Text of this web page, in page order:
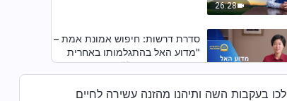
26:28
סדרת דרשות: חיפוש אמונת אמת –
"מדוע האל בהתגלמותו באחרית
הימים הוא אישה?"
לכו בעקבות השה ותיהנו מהזנה עשירה לחיים